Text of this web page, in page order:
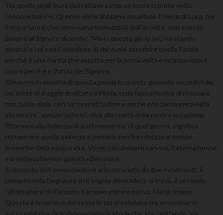
Tra quelle umili mura riascoltavo come se fosse la prima volta
l’Annunciazione. Quante volte abbiamo ascoltato il testo di Luca, ma
è importante che rinnoviamo la modalità dell’ascolto, non stando
davanti al Signore dicendo: “Ma io questo già lo so”, ma stando
davanti a Lui con il desiderio di chi vuole assorbire quella Parola
perché è una Parola che ascolto per la prima volta e mi accarezza il
cuore perché è Parola dei Signore.
Rimanere in ascolto di questa parola in questa giornata sacerdotale,
nel mese di maggio dedicato a Maria, ci dà l’opportunità di ritornare
con tanta gioia, con tanta gratitudine e anche con tanta meraviglia
alla nostra “annunciazione”, cioè alla realtà della nostra vocazione.
Ritornare alla bellezza di quel momento, di quel giorno, significa
recuperare quella bellezza e portarla con freschezza al tempo
presente della nostra vita. Vorrei condividere con voi, fraternamente
e amichevolmente questa riflessione.
Il racconto dell’annunciazione è incorniciato da due movimenti: il
primo ricorda l’ingresso dell’angelo dove Maria si trova, il secondo
l’allontanarsi dell’angelo. L’angelo viene e poi va. Maria rimane.
Questa è la cornice del testo in cui si sondano tre avvenimenti
successivi che descrivono come la storia che sta capitando, sia